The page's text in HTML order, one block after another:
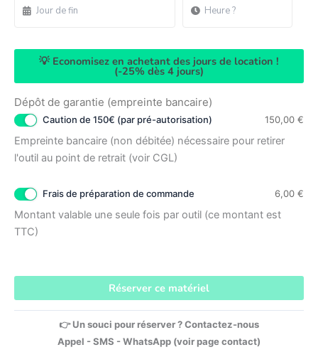
💡 Economisez en achetant des jours de location !
(-25% dès 4 jours)
Dépôt de garantie (empreinte bancaire)
Caution de 150€ (par pré-autorisation) 150,00 €
Empreinte bancaire (non débitée) nécessaire pour retirer
l'outil au point de retrait (voir CGL)
Frais de préparation de commande 6,00 €
Montant valable une seule fois par outil (ce montant est
TTC)
Réserver ce matériel
👉 Un souci pour réserver ? Contactez-nous
Appel - SMS - WhatsApp (voir page contact)